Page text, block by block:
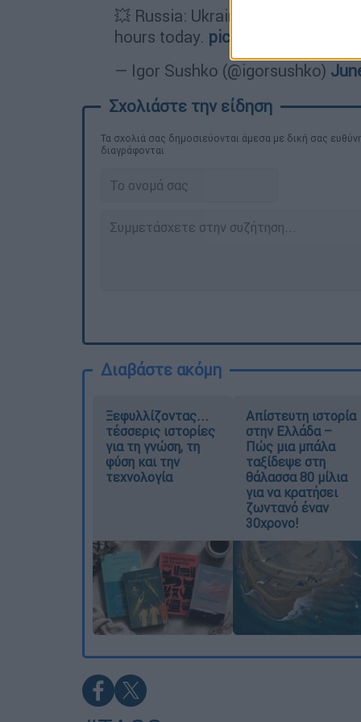
💥 Russia: Ukrainian drones have
hours today. pic.twitter.com/
— Igor Sushko (@igorsushko)
Τα σχολιά σας δημοσιεύονται άμεσα με δική σας
διαγράφονται
Διαβάστε ακόμη
Ξεφυλλίζοντας...
τέσσερις ιστορίες
για τη γνώση, τη
φύση και την
τεχνολογία
Απίστευτη ιστορία
στην Ελλάδα –
Πώς μια μπάλα
ταξίδεψε στη
θάλασσα 80 μίλια
για να κρατήσει
ζωντανό έναν
30χρονο!